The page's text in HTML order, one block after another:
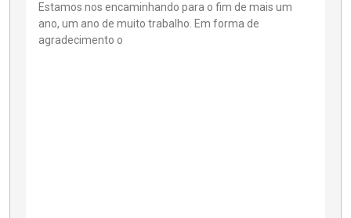
Estamos nos encaminhando para o fim de mais um
ano, um ano de muito trabalho. Em forma de
agradecimento o